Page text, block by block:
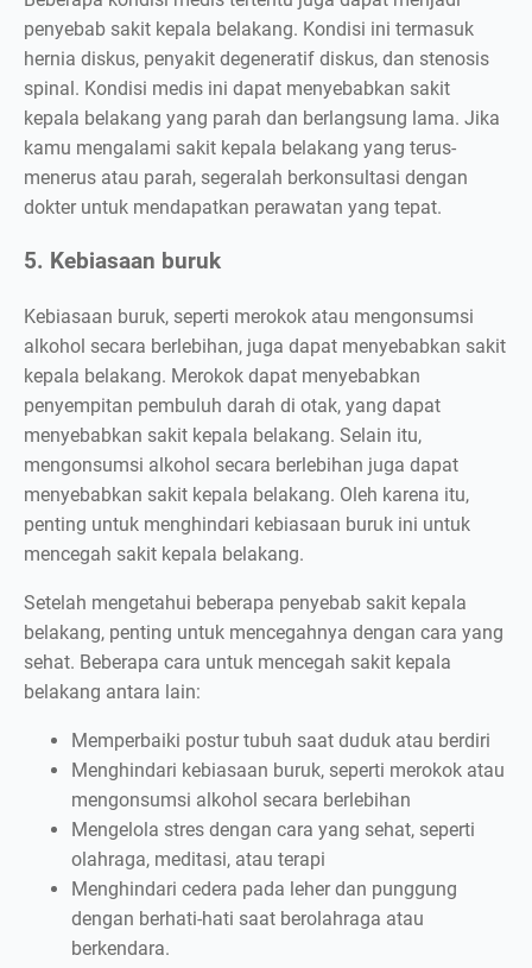
penyebab sakit kepala belakang. Kondisi ini termasuk
hernia diskus, penyakit degeneratif diskus, dan stenosis
spinal. Kondisi medis ini dapat menyebabkan sakit
kepala belakang yang parah dan berlangsung lama. Jika
kamu mengalami sakit kepala belakang yang terus-
menerus atau parah, segeralah berkonsultasi dengan
dokter untuk mendapatkan perawatan yang tepat.
5. Kebiasaan buruk
Kebiasaan buruk, seperti merokok atau mengonsumsi
alkohol secara berlebihan, juga dapat menyebabkan sakit
kepala belakang. Merokok dapat menyebabkan
penyempitan pembuluh darah di otak, yang dapat
menyebabkan sakit kepala belakang. Selain itu,
mengonsumsi alkohol secara berlebihan juga dapat
menyebabkan sakit kepala belakang. Oleh karena itu,
penting untuk menghindari kebiasaan buruk ini untuk
mencegah sakit kepala belakang.
Setelah mengetahui beberapa penyebab sakit kepala
belakang, penting untuk mencegahnya dengan cara yang
sehat. Beberapa cara untuk mencegah sakit kepala
belakang antara lain:
Memperbaiki postur tubuh saat duduk atau berdiri
Menghindari kebiasaan buruk, seperti merokok atau
mengonsumsi alkohol secara berlebihan
Mengelola stres dengan cara yang sehat, seperti
olahraga, meditasi, atau terapi
Menghindari cedera pada leher dan punggung
dengan berhati-hati saat berolahraga atau
berkendara.